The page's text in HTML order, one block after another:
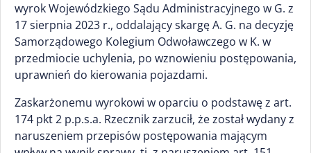
wyrok Wojewódzkiego Sądu Administracyjnego w G. z
17 sierpnia 2023 r., oddalający skargę A. G. na decyzję
Samorządowego Kolegium Odwoławczego w K. w
przedmiocie uchylenia, po wznowieniu postępowania,
uprawnień do kierowania pojazdami.
Zaskarżonemu wyrokowi w oparciu o podstawę z art.
174 pkt 2 p.p.s.a. Rzecznik zarzucił, że został wydany z
naruszeniem przepisów postępowania mającym